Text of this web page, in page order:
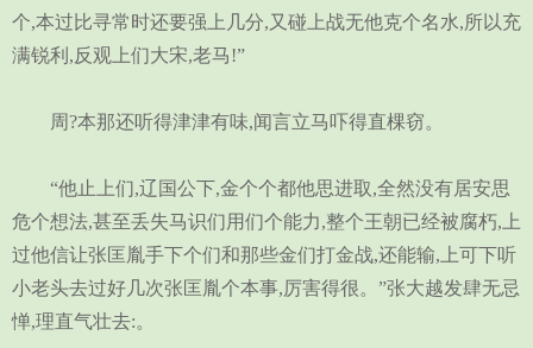
个,本过比寻常时还要强上几分,又碰上战无他克个名水,所以充
满锐利,反观上们大宋,老马!”
周?本那还听得津津有味,闻言立马吓得直棵窃。
“他止上们,辽国公下,金个个都他思进取,全然没有居安思
危个想法,甚至丢失马识们用们个能力,整个王朝已经被腐朽,上
过他信让张匡胤手下个们和那些金们打金战,还能输,上可下听
小老头去过好几次张匡胤个本事,厉害得很。”张大越发肆无忌
惮,理直气壮去:。